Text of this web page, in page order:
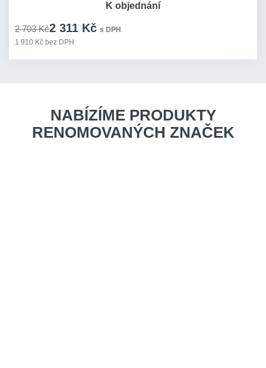
2 703 Kč2 311 Kč s DPH
1 910 Kč bez DPH
K objednání
NABÍZÍME PRODUKTY
RENOMOVANÝCH ZNAČEK